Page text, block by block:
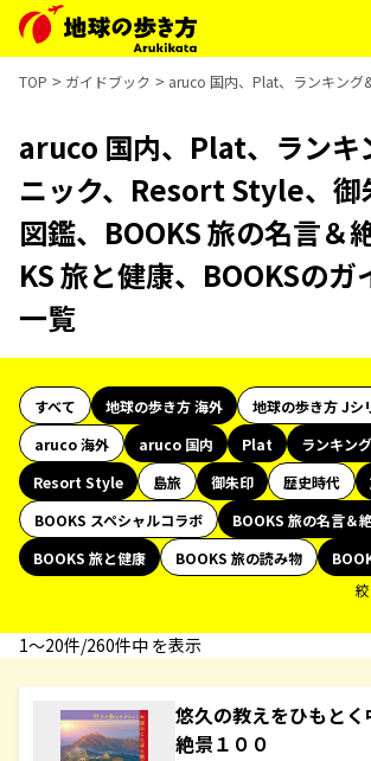
TOP ガイドブック aruco 国内、Plat、ランキング
aruco 国内、Plat、ランキ
ニック、Resort Style、御
図鑑、BOOKS 旅の名言＆
KS 旅と健康、BOOKSのガ
一覧
すべて 地球の歩き方 海外
地球の歩き方 Jシ
aruco 海外
aruco 国内 Plat
ランキン
Resort Style
島旅 御朱印 歴史時代
BOOKS スペシャルコラボ
BOOKS 旅の名言＆
BOOKS 旅と健康
BOOKS 旅の読み物
1〜20件/260件中 を表示
悠久の教えをひもと
絶景１００